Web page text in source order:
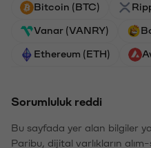
Bitcoin (BTC)
Vanar (VANRY)
Ethereum (ETH)
Sorumluluk reddi
Bu sayfada yer alan bilgiler
Paribu, dijital varlıkların